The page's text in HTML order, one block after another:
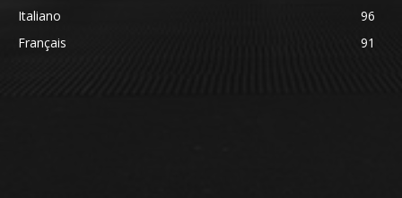
Italiano
96
Français
91